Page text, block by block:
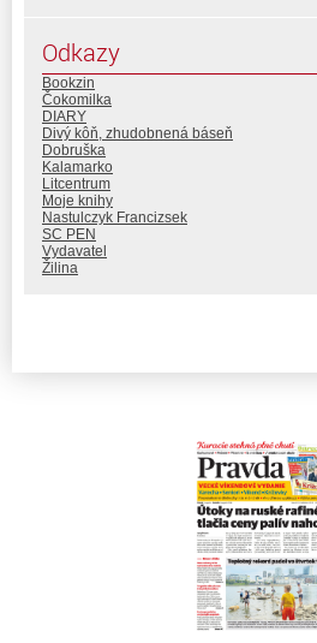
Odkazy
Bookzin
Čokomilka
DIARY
Divý kôň, zhudobnená báseň
Dobruška
Kalamarko
Litcentrum
Moje knihy
Nastulczyk Francizsek
SC PEN
Vydavatel
Žilina